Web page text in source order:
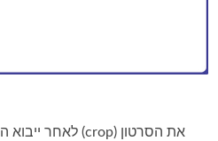
לאחר ייבוא (crop) את הסרטון